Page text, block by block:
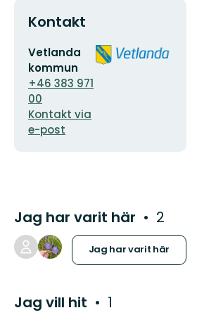
Kontakt
E-
postadress
Vetlanda
kommun
+46 383 971
00
Kontakt via
e-post
Organisationens
logotyp
Jag har varit här 2
Jag har varit här
Jag vill hit 1